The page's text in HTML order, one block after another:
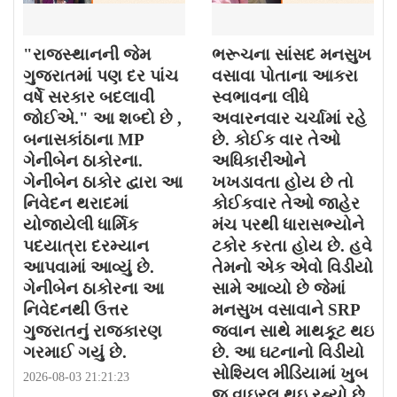
"રાજસ્થાનની જેમ
ગુજરાતમાં પણ દર પાંચ
વર્ષે સરકાર બદલાવી
જોઈએ." આ શબ્દો છે ,
બનાસકાંઠાના MP
ગેનીબેન ઠાકોરના.
ગેનીબેન ઠાકોર દ્વારા આ
નિવેદન થરાદમાં
યોજાયેલી ધાર્મિક
પદયાત્રા દરમ્યાન
આપવામાં આવ્યું છે.
ગેનીબેન ઠાકોરના આ
નિવેદનથી ઉત્તર
ગુજરાતનું રાજકારણ
ગરમાઈ ગયું છે.
2026-08-03 21:21:23
ભરૂચના સાંસદ મનસુખ
વસાવા પોતાના આકરા
સ્વભાવના લીધે
અવારનવાર ચર્ચામાં રહે
છે. કોઈક વાર તેઓ
અધિકારીઓને
ખખડાવતા હોય છે તો
કોઈકવાર તેઓ જાહેર
મંચ પરથી ધારાસભ્યોને
ટકોર કરતા હોય છે. હવે
તેમનો એક એવો વિડીયો
સામે આવ્યો છે જેમાં
મનસુખ વસાવાને SRP
જવાન સાથે માથકૂટ થઇ
છે. આ ઘટનાનો વિડીયો
સોશ્યિલ મીડિયામાં ખુબ